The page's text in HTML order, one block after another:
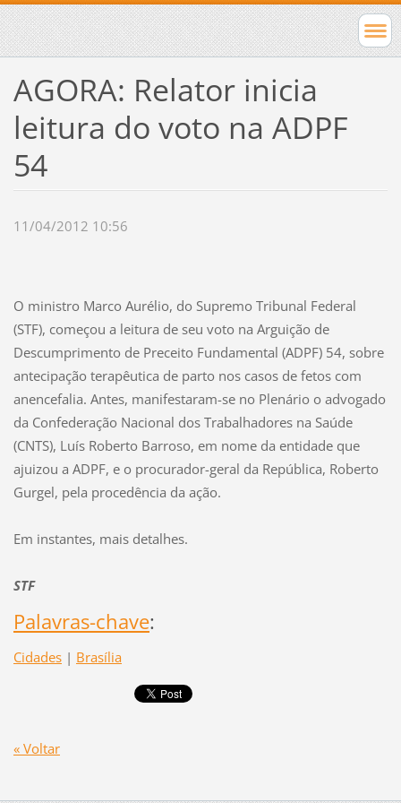
AGORA: Relator inicia
leitura do voto na ADPF
54
11/04/2012 10:56
O ministro Marco Aurélio, do Supremo Tribunal Federal
(STF), começou a leitura de seu voto na Arguição de
Descumprimento de Preceito Fundamental (ADPF) 54, sobre
antecipação terapêutica de parto nos casos de fetos com
anencefalia. Antes, manifestaram-se no Plenário o advogado
da Confederação Nacional dos Trabalhadores na Saúde
(CNTS), Luís Roberto Barroso, em nome da entidade que
ajuizou a ADPF, e o procurador-geral da República, Roberto
Gurgel, pela procedência da ação.
Em instantes, mais detalhes.
STF
Palavras-chave:
Cidades | Brasília
« Voltar